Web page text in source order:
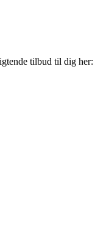
tilbud til dig her: